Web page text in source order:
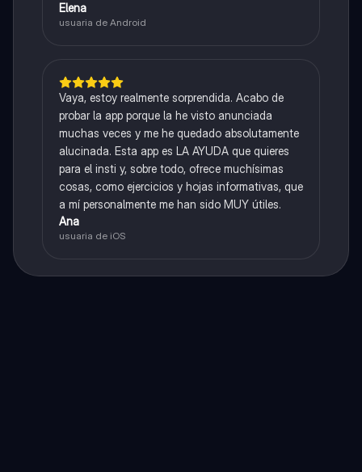
Elena
usuaria de Android
Vaya, estoy realmente sorprendida. Acabo de
probar la app porque la he visto anunciada
muchas veces y me he quedado absolutamente
alucinada. Esta app es LA AYUDA que quieres
para el insti y, sobre todo, ofrece muchísimas
cosas, como ejercicios y hojas informativas, que
a mí personalmente me han sido MUY útiles.
Ana
usuaria de iOS